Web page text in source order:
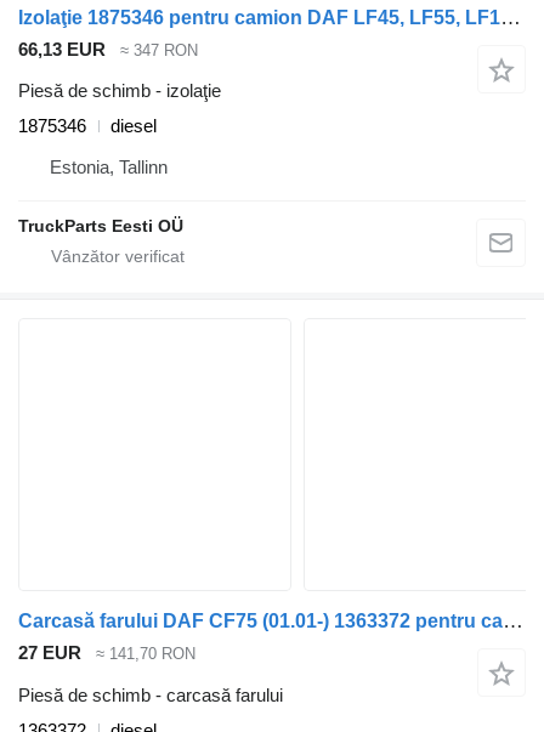
Izolaţie 1875346 pentru camion DAF LF45, LF55, LF180, CF65, CF75, CF85 (2001-)
66,13 EUR ≈ 347 RON
Piesă de schimb - izolaţie
1875346
diesel
Estonia, Tallinn
TruckParts Eesti OÜ
Carcasă farului DAF CF75 (01.01-) 1363372 pentru camion DAF LF45, LF55, LF180, CF65, CF75, CF85 (2001-)
27 EUR ≈ 141,70 RON
Piesă de schimb - carcasă farului